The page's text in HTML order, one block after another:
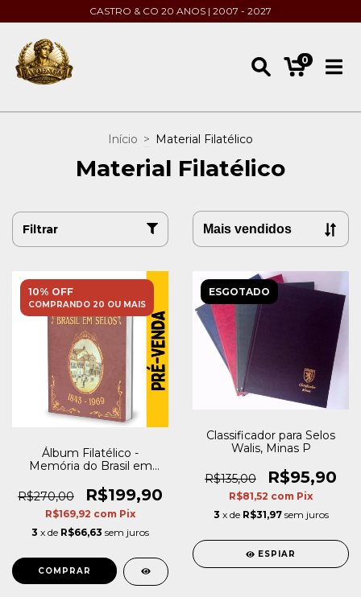
CASTRO & CO 20 ANOS | 2007 - 2027
0
Início > Material Filatélico
Material Filatélico
Filtrar
10% OFF
COMPRANDO 20 OU MAIS
Álbum Filatélico -
Memória do Brasil em
R$270,00
R$199,90
R$169,92 com Pix
3 x de R$66,63 sem juros
COMPRAR
ESGOTADO
Classificador para Selos
Walis, Minas P
R$135,00 R$95,90
R$81,52 com Pix
3 x de R$31,97 sem juros
ESPIAR